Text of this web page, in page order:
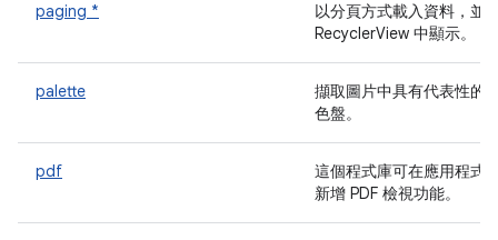
paging *
以分頁方式載入資料，並
RecyclerView 中顯示。
palette
擷取圖片中具有代表性的
色盤。
pdf
這個程式庫可在應用程式
新增 PDF 檢視功能。